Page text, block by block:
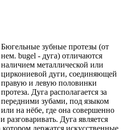
Бюгельные зубные протезы (от
нем. bugel - дуга) отличаются
наличием металлической или
циркониевой дуги, соединяющей
правую и левую половинки
протеза. Дуга располагается за
передними зубами, под языком
или на нёбе, где она совершенно
Дуга является
держатся искусственные